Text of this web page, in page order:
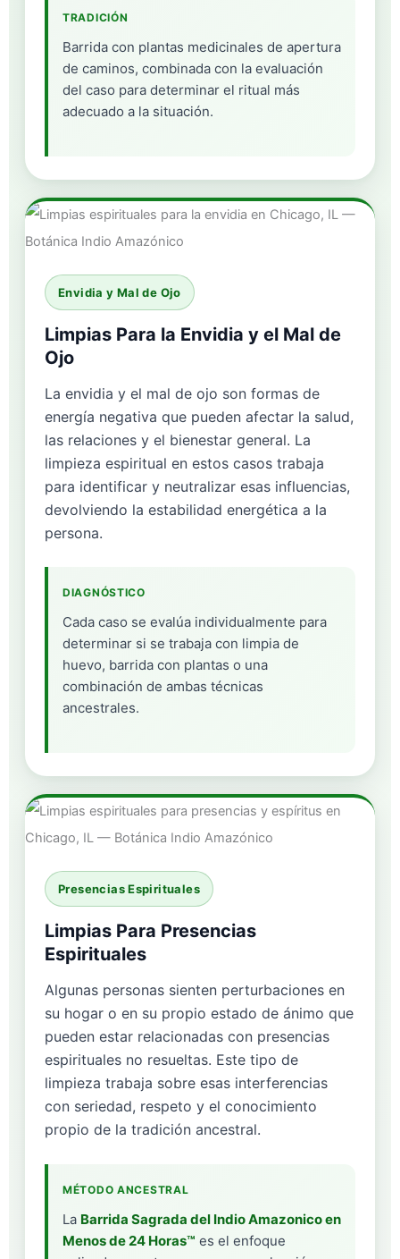
TRADICIÓN
Barrida con plantas medicinales de apertura
de caminos, combinada con la evaluación
del caso para determinar el ritual más
adecuado a la situación.
Envidia y Mal de Ojo
Limpias Para la Envidia y el Mal de
Ojo
La envidia y el mal de ojo son formas de
energía negativa que pueden afectar la salud,
las relaciones y el bienestar general. La
limpieza espiritual en estos casos trabaja
para identificar y neutralizar esas influencias,
devolviendo la estabilidad energética a la
persona.
DIAGNÓSTICO
Cada caso se evalúa individualmente para
determinar si se trabaja con limpia de
huevo, barrida con plantas o una
combinación de ambas técnicas
ancestrales.
Presencias Espirituales
Limpias Para Presencias
Espirituales
Algunas personas sienten perturbaciones en
su hogar o en su propio estado de ánimo que
pueden estar relacionadas con presencias
espirituales no resueltas. Este tipo de
limpieza trabaja sobre esas interferencias
con seriedad, respeto y el conocimiento
propio de la tradición ancestral.
MÉTODO ANCESTRAL
La Barrida Sagrada del Indio Amazonico en
Menos de 24 Horas™ es el enfoque